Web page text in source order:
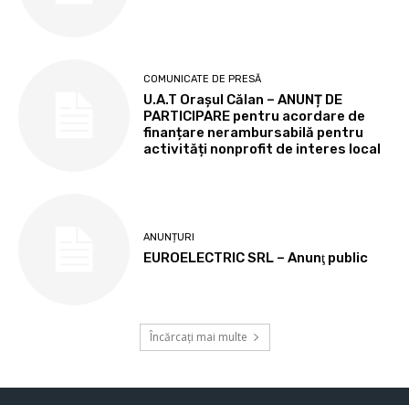
COMUNICATE DE PRESĂ
U.A.T Orașul Călan – ANUNȚ DE
PARTICIPARE pentru acordare de
finanțare nerambursabilă pentru
activități nonprofit de interes local
ANUNȚURI
EUROELECTRIC SRL – Anunţ public
Încărcați mai multe